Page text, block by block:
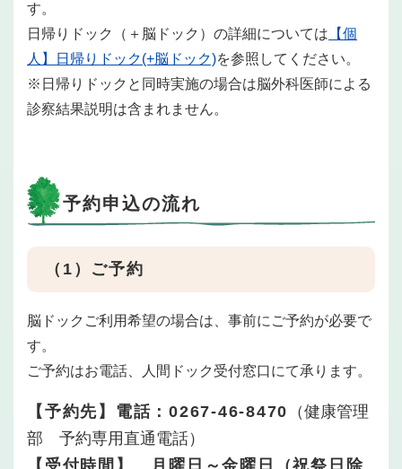
す。
日帰りドック（＋脳ドック）の詳細については 【個
人】日帰りドック(+脳ドック)を参照してください。
※日帰りドックと同時実施の場合は脳外科医師による
診察結果説明は含まれません。
予約申込の流れ
（1）ご予約
脳ドックご利用希望の場合は、事前にご予約が必要で
す。
ご予約はお電話、人間ドック受付窓口にて承ります。
【予約先】電話：0267-46-8470
（健康管理
部 予約専用直通電話）
【受付時間】 月曜日～金曜日（祝祭日除